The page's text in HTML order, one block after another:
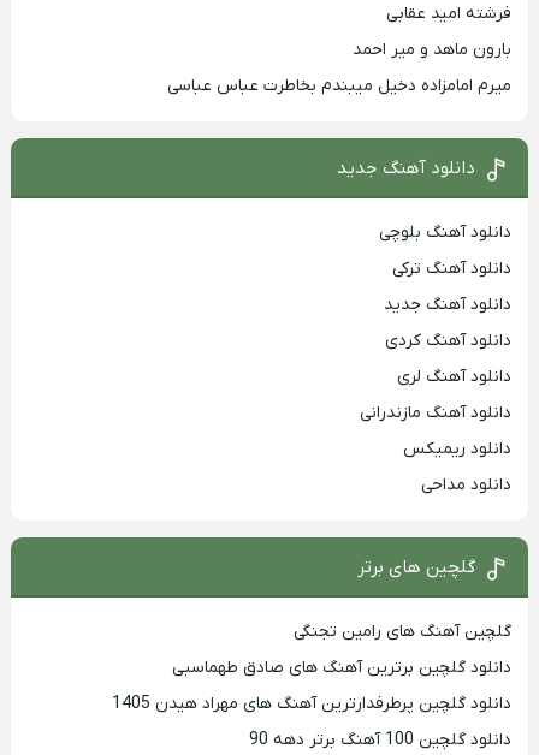
فرشته امید عقابی
بارون ماهد و میر احمد
میرم امامزاده دخیل میبندم بخاطرت عباس عباسی
دانلود آهنگ جدید
دانلود آهنگ بلوچی
دانلود آهنگ ترکی
دانلود آهنگ جدید
دانلود آهنگ کردی
دانلود آهنگ لری
دانلود آهنگ مازندرانی
دانلود ریمیکس
دانلود مداحی
گلچین های برتر
گلچین آهنگ های رامین تجنگی
دانلود گلچین برترین آهنگ های صادق طهماسبی
دانلود گلچین پرطرفدارترین آهنگ های مهراد هیدن 1405
دانلود گلچین 100 آهنگ برتر دهه 90